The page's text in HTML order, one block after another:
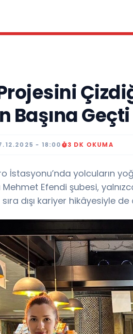
Başına Geçti
- 18:00 3 DK OKUMA
İstasyonu’nda yolcuların
Mehmet Efendi şubesi,
sıra dışı kariyer hikâyesiyle